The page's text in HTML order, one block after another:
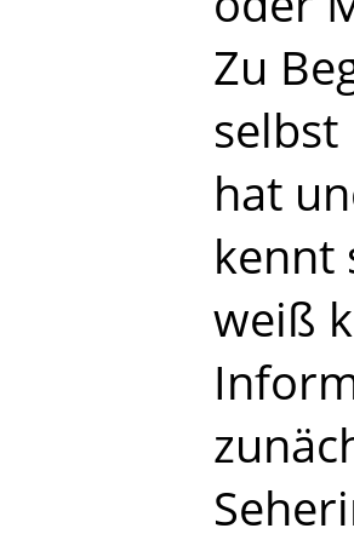
Zu
hat
kennt
weiß